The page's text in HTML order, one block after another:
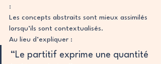
:
Les concepts abstraits sont mieux assimilés
lorsqu’ils sont contextualisés.
Au lieu d’expliquer :
“Le partitif exprime une quantité